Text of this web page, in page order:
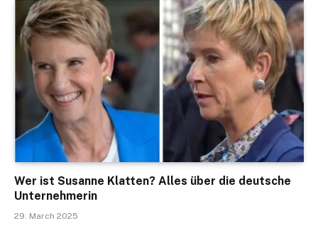
Wer ist Susanne Klatten? Alles über die deutsche
Unternehmerin
29. March 2025